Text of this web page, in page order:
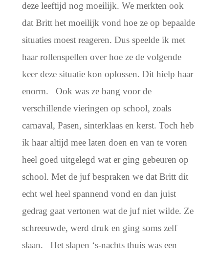
deze leeftijd nog moeilijk. We merkten ook
dat Britt het moeilijk vond hoe ze op bepaalde
situaties moest reageren. Dus speelde ik met
haar rollenspellen over hoe ze de volgende
keer deze situatie kon oplossen. Dit hielp haar
enorm.
Ook was ze bang voor de
verschillende vieringen op school, zoals
carnaval, Pasen, sinterklaas en kerst. Toch heb
ik haar altijd mee laten doen en van te voren
heel goed uitgelegd wat er ging gebeuren op
school. Met de juf bespraken we dat Britt dit
echt wel heel spannend vond en dan juist
gedrag gaat vertonen wat de juf niet wilde. Ze
schreeuwde, werd druk en ging soms zelf
slaan.
Het slapen ‘s-nachts thuis was een